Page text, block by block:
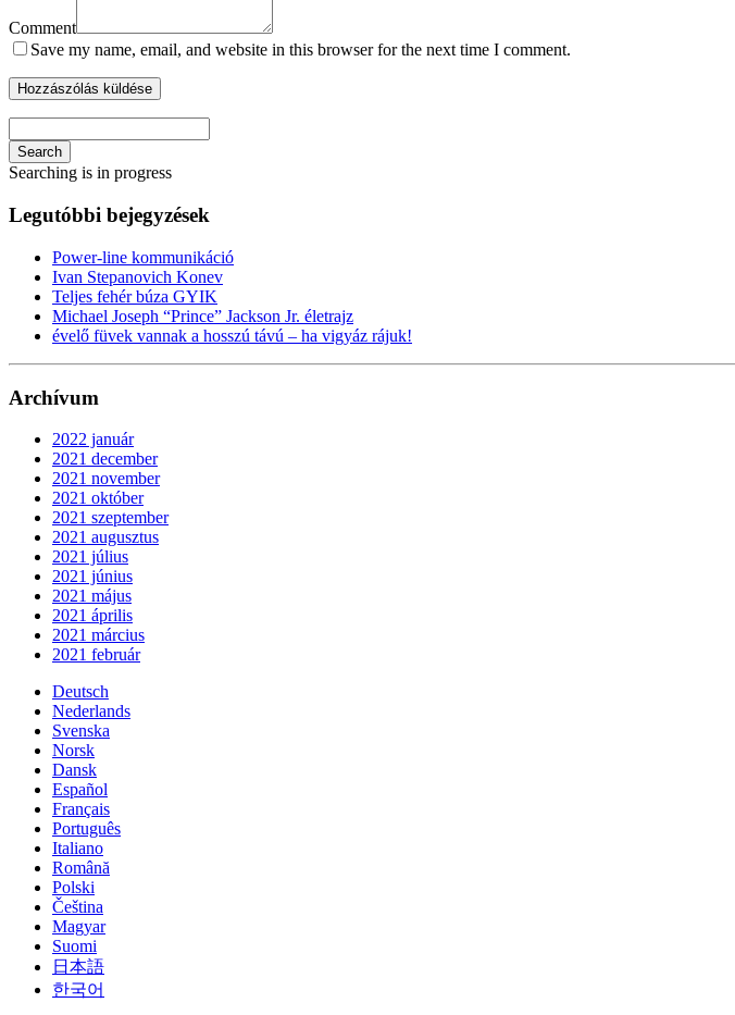
Comment
Save my name, email, and website in this browser for the next time I comment.
Search
Searching is in progress
Legutóbbi bejegyzések
Power-line kommunikáció
Ivan Stepanovich Konev
Teljes fehér búza GYIK
Michael Joseph “Prince” Jackson Jr. életrajz
évelő füvek vannak a hosszú távú – ha vigyáz rájuk!
Archívum
2022 január
2021 december
2021 november
2021 október
2021 szeptember
2021 augusztus
2021 július
2021 június
2021 május
2021 április
2021 március
2021 február
Deutsch
Nederlands
Svenska
Norsk
Dansk
Español
Français
Português
Italiano
Română
Polski
Čeština
Magyar
Suomi
日本語
한국어